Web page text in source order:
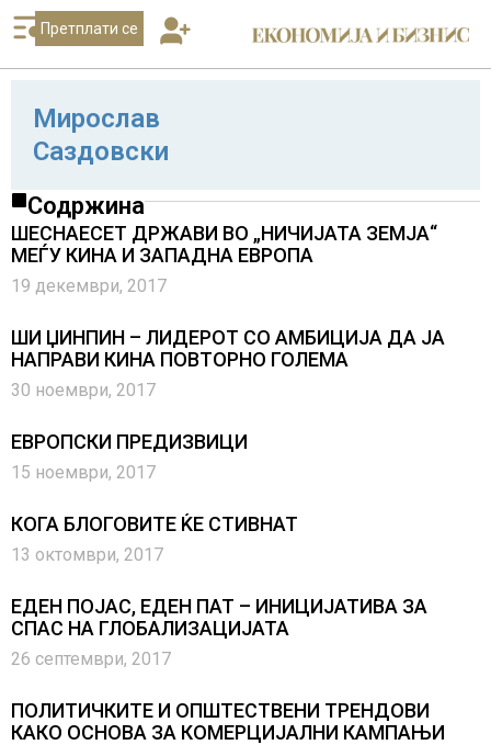
Претплати се
Мирослав
Саздовски
Содржина
ШЕСНАЕСЕТ ДРЖАВИ ВО „НИЧИЈАТА ЗЕМЈА“
МЕЃУ КИНА И ЗАПАДНА ЕВРОПА
19 декември, 2017
ШИ ЏИНПИН – ЛИДЕРОТ СО АМБИЦИЈА ДА ЈА
НАПРАВИ КИНА ПОВТОРНО ГОЛЕМА
30 ноември, 2017
ЕВРОПСКИ ПРЕДИЗВИЦИ
15 ноември, 2017
КОГА БЛОГОВИТЕ ЌЕ СТИВНАТ
13 октомври, 2017
ЕДЕН ПОЈАС, ЕДЕН ПАТ – ИНИЦИЈАТИВА ЗА
СПАС НА ГЛОБАЛИЗАЦИЈАТА
26 септември, 2017
ПОЛИТИЧКИТЕ И ОПШТЕСТВЕНИ ТРЕНДОВИ
КАКО ОСНОВА ЗА КОМЕРЦИЈАЛНИ КАМПАЊИ